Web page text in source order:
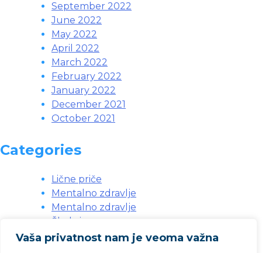
Vaša privatnost nam je veoma važna
September 2022
June 2022
May 2022
April 2022
March 2022
February 2022
January 2022
December 2021
October 2021
Categories
Lične priče
Mentalno zdravlje
Mentalno zdravlje
Škola i posao
Svakodnevne situacije